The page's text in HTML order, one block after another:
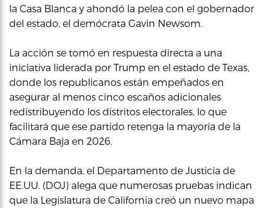
la Casa Blanca y ahondó la pelea con el gobernador
del estado, el demócrata Gavin Newsom.
La acción se tomó en respuesta directa a una
iniciativa liderada por Trump en el estado de Texas,
donde los republicanos están empeñados en
asegurar al menos cinco escaños adicionales
redistribuyendo los distritos electorales, lo que
facilitará que ese partido retenga la mayoría de la
Cámara Baja en 2026.
En la demanda, el Departamento de Justicia de
EE.UU. (DOJ) alega que numerosas pruebas indican
que la Legislatura de California creó un nuevo mapa